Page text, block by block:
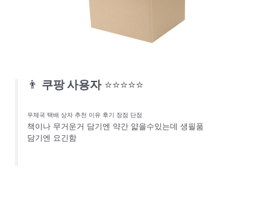
👨 쿠팡 사용자 ⭐⭐⭐⭐⭐
우체국 택배 상자 추천 이유 후기 장점 단점
책이나 무거운거 담기엔 약간 얇을수있는데 생필품
담기엔 요긴함